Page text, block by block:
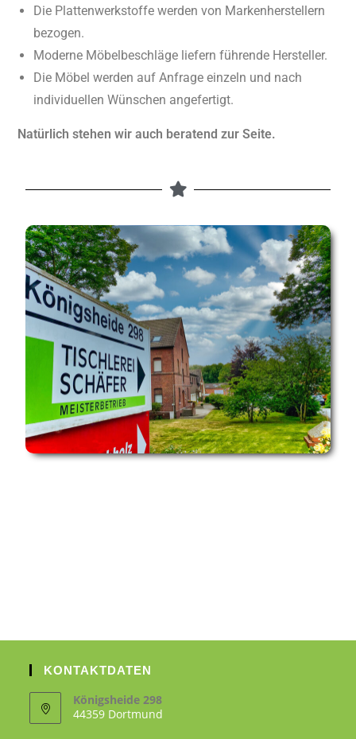
Die Plattenwerkstoffe werden von Markenherstellern
bezogen.
Moderne Möbelbeschläge liefern führende Hersteller.
Die Möbel werden auf Anfrage einzeln und nach
individuellen Wünschen angefertigt.
Natürlich stehen wir auch beratend zur Seite.
KONTAKTDATEN
Königsheide 298
44359 Dortmund